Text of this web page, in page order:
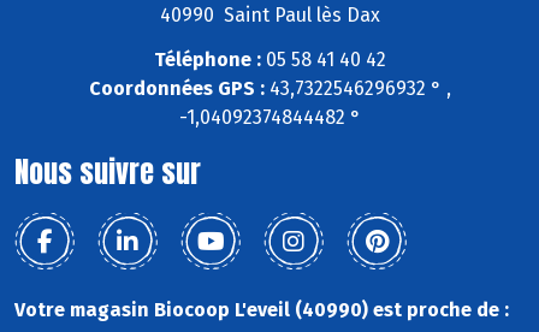
40990 Saint Paul lès Dax
Téléphone :05 58 41 40 42
Coordonnées GPS :43,7322546296932 ° ,
-1,04092374844482 °
Nous suivre sur
Votre magasin Biocoop L'eveil (40990) est proche de :